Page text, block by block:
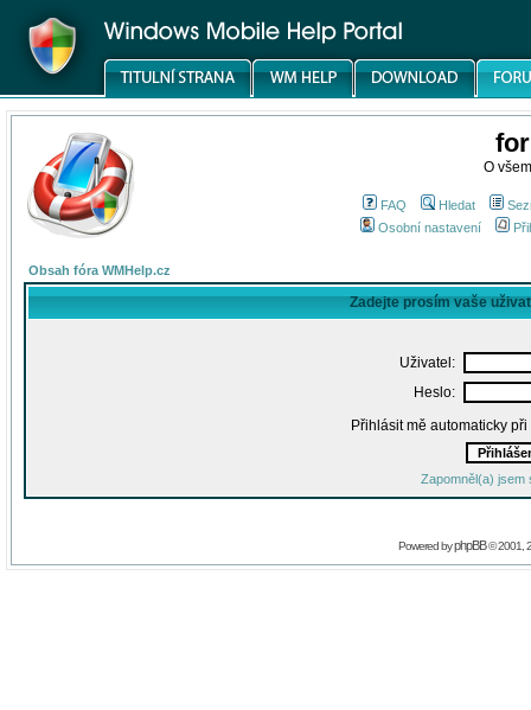
O
FAQ Hledat
Osobní nastavení
Obsah fóra WMHelp.cz
Zadejte prosím vaše
Uživatel:
Heslo:
Přihlásit mě automaticky
Zapomněl(a) jsem
Powered byphpBB© 2001,